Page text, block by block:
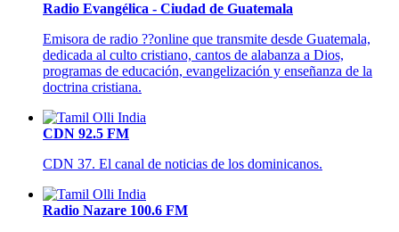
Radio Evangélica - Ciudad de Guatemala
Emisora de radio ??online que transmite desde Guatemala,
dedicada al culto cristiano, cantos de alabanza a Dios,
programas de educación, evangelización y enseñanza de la
doctrina cristiana.
CDN 92.5 FM
CDN 37. El canal de noticias de los dominicanos.
Radio Nazare 100.6 FM